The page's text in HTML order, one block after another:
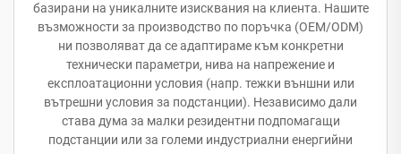
базирани на уникалните изисквания на клиента. Нашите
възможности за производство по поръчка (OEM/ODM)
ни позволяват да се адаптираме към конкретни
технически параметри, нива на напрежение и
експлоатационни условия (напр. тежки външни или
вътрешни условия за подстанции). Независимо дали
става дума за малки резидентни подпомагащи
подстанции или за големи индустриални енергийни